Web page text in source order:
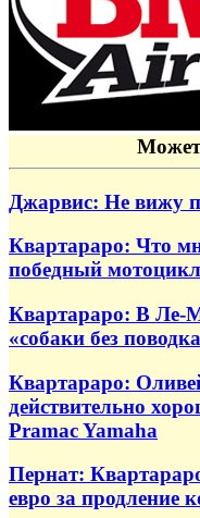
Может
Джарвис: Не вижу
Квартараро: Что
победный мотоцикл
Квартараро: В Ле-
«собаки без
Квартараро:
действительно
Pramac Yamaha
Пернат:
евро за продление